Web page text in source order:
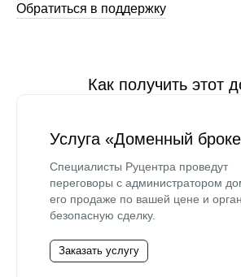
Обратиться в поддержку
Как получить этот
Услуга «Доменный
Специалисты Руцентра проведут
переговоры с администратором
его продаже по вашей цене и
безопасную сделку.
Заказать услугу